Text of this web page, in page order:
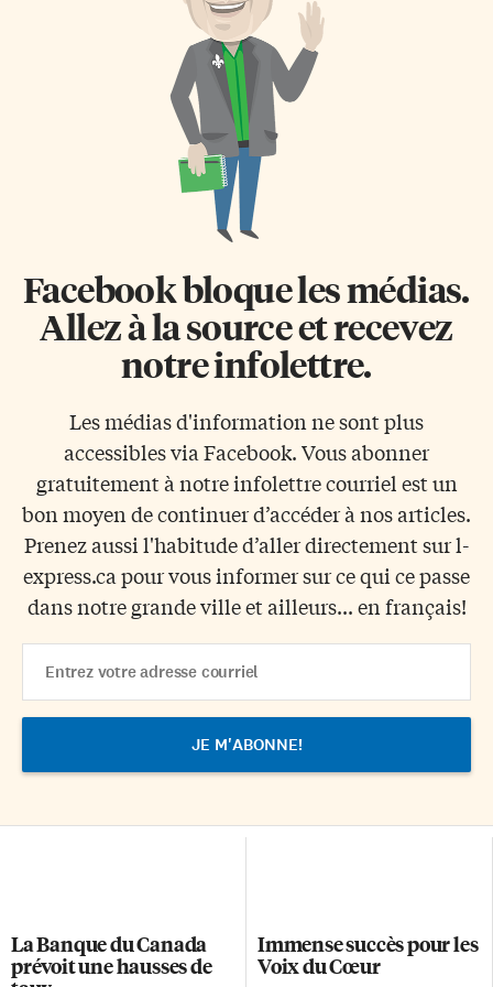
animatrice à la radio de CKCH-
Hull. C’est à cette antenne, au
début des années 1950, qu’elle
chante et anime l’émission
Quinze garçons, un cœur. Ce
l’Europe. La colonie portugaise
va se développer et tenter de
convertir les Chinois au
catholicisme. La preuve en est
[…]
Facebook bloque les médias.
Allez à la source et recevez
notre infolettre.
Les médias d'information ne sont plus
accessibles via Facebook. Vous abonner
gratuitement à notre infolettre courriel est un
bon moyen de continuer d’accéder à nos articles.
Prenez aussi l'habitude d’aller directement sur l-
express.ca pour vous informer sur ce qui ce passe
dans notre grande ville et ailleurs... en français!
Address
La Banque du Canada
prévoit une hausses de
Immense succès pour les
Voix du Cœur